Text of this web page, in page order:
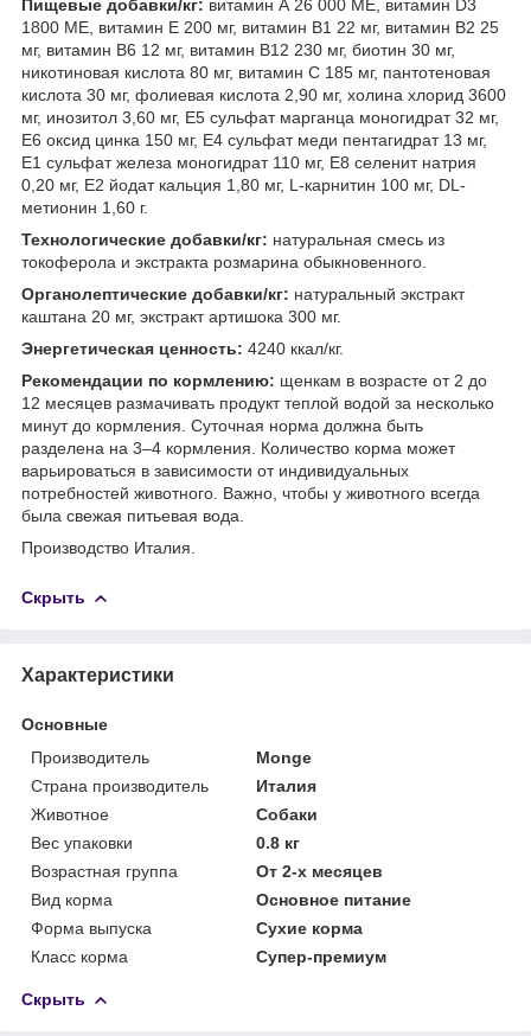
Пищевые добавки/кг: витамин А 26 000 МЕ, витамин D3
1800 МЕ, витамин Е 200 мг, витамин В1 22 мг, витамин В2 25
мг, витамин В6 12 мг, витамин В12 230 мг, биотин 30 мг,
никотиновая кислота 80 мг, витамин С 185 мг, пантотеновая
кислота 30 мг, фолиевая кислота 2,90 мг, холина хлорид 3600
мг, инозитол 3,60 мг, Е5 сульфат марганца моногидрат 32 мг,
Е6 оксид цинка 150 мг, Е4 сульфат меди пентагидрат 13 мг,
Е1 сульфат железа моногидрат 110 мг, Е8 селенит натрия
0,20 мг, Е2 йодат кальция 1,80 мг, L-карнитин 100 мг, DL-
метионин 1,60 г.
Технологические добавки/кг: натуральная смесь из
токоферола и экстракта розмарина обыкновенного.
Органолептические добавки/кг: натуральный экстракт
каштана 20 мг, экстракт артишока 300 мг.
Энергетическая ценность: 4240 ккал/кг.
Рекомендации по кормлению: щенкам в возрасте от 2 до
12 месяцев размачивать продукт теплой водой за несколько
минут до кормления. Суточная норма должна быть
разделена на 3–4 кормления. Количество корма может
варьироваться в зависимости от индивидуальных
потребностей животного. Важно, чтобы у животного всегда
была свежая питьевая вода.
Производство Италия.
Скрыть
Характеристики
Основные
Производитель
Monge
Страна производитель
Италия
Животное
Собаки
Вес упаковки
0.8 кг
Возрастная группа
От 2-х месяцев
Вид корма
Основное питание
Форма выпуска
Сухие корма
Класс корма
Супер-премиум
Скрыть